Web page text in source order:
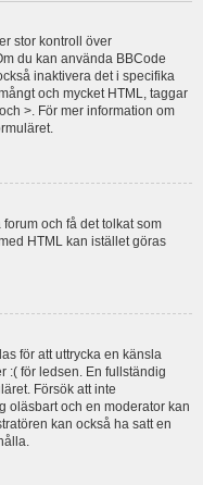
stor kontroll över
du kan använda BBCode
inaktivera det i specifika
och mycket HTML, taggar
>. För mer information om
och få det tolkat som
HTML kan istället göras
för att uttrycka en känsla
:( för ledsen. En fullständig
Försök att inte
oläsbart och en moderator kan
kan också ha satt en